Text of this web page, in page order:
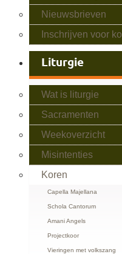
Nieuwsbrieven
Inschrijven voor
Liturgie
Wat is liturgie
Sacramenten
Weekoverzicht
Misintenties
Koren
Capella Majellana
Schola Cantorum
Amani Angels
Projectkoor
Vieringen met volkszang